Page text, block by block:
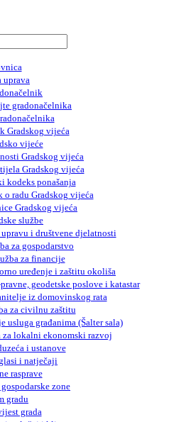
uprava
gradonačelnika
Gradskog vijeća
vijeće
Gradskog vijeća
Gradskog vijeća
kodeks ponašanja
o radu Gradskog vijeća
Gradskog vijeća
službe
i društvene djelatnosti
za gospodarstvo
za financije
uređenje i zaštitu okoliša
geodetske poslove i katastar
iz domovinskog rata
za civilnu zaštitu
usluga građanima (Šalter sala)
za lokalni ekonomski razvoj
i ustanove
i natječaji
rasprave
zone
gradu
grada